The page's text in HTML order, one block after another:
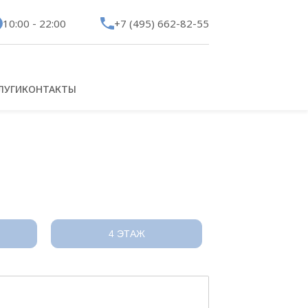
10:00 - 22:00 +7 (495) 662-82-55
КОНТАКТЫ
4 ЭТАЖ